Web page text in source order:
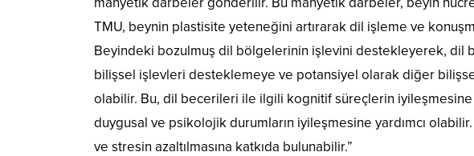
TMU, beynin plastisite yeteneğini artırarak dil işleme ve
Beyindeki bozulmuş dil bölgelerinin işlevini destekleyerek, dil
bilişsel işlevleri desteklemeye ve potansiyel olarak diğer
olabilir. Bu, dil becerileri ile ilgili kognitif süreçlerin iyileşmesine
duygusal ve psikolojik durumların iyileşmesine yardımcı
ve stresin azaltılmasına katkıda bulunabilir.”